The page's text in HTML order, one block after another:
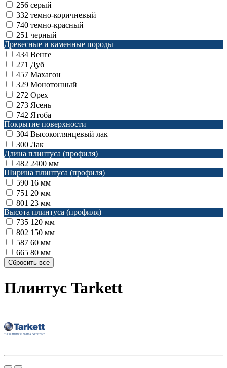
256 серый
332 темно-коричневый
740 темно-красный
251 черный
Древесные и каменные породы
434 Венге
271 Дуб
457 Махагон
329 Монотонный
272 Орех
273 Ясень
742 Ятоба
Покрытие поверхности
304 Высокоглянцевый лак
300 Лак
Длина плинтуса (профиля)
482 2400 мм
Ширина плинтуса (профиля)
590 16 мм
751 20 мм
801 23 мм
Высота плинтуса (профиля)
735 120 мм
802 150 мм
587 60 мм
665 80 мм
Плинтус Tarkett